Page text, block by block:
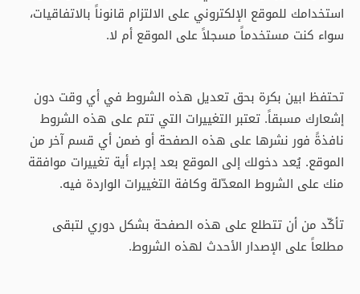
استخدامك للموقع الإلكتروني على الالتزام قانوناً بالاتفاقيات،
سواء كنت مستخدماً مسجلاً على الموقع أم لا.
تحتفظ ابين بكرة بحق تعديل هذه الشروط في أي وقت دون
إشعارك مسبقاً. تعتبر التغييرات التي تتم على هذه الشروط
نافذةً فور نشرها على هذه الصفحة أو ضمن أي قسم آخر من
الموقع. يُعد دخولك إلى الموقع بعد إجراء أية تغييرات موافقة
منك على الشروط المعدّلة وكافة التغييرات الواردة فيه.
تأكّد من أن تتطلع على هذه الصفحة بشكل دوري لتبقى
مطلعاً على الإصدار الأحدث لهذه الشروط.